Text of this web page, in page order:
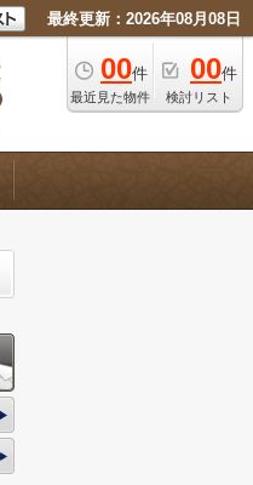
最終更新：2026年08月08日
00件
最近見た物件
00件
検討リスト